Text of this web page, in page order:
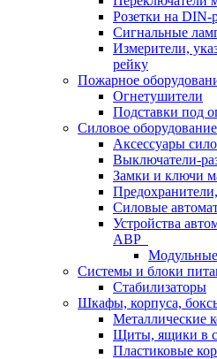
Розетки на DIN-
Сигнальные
Измерители,
рейку
Пожарное
Огнетушители
Подставки под
Силовое оборудование
Аксессуары
Выключатели-
Замки и ключи
Силовые
Устройства
АВР
Системы и блоки
Стабилизаторы
Шкафы, корпуса,
Металлические
Щиты, ящики в
Пластиковые